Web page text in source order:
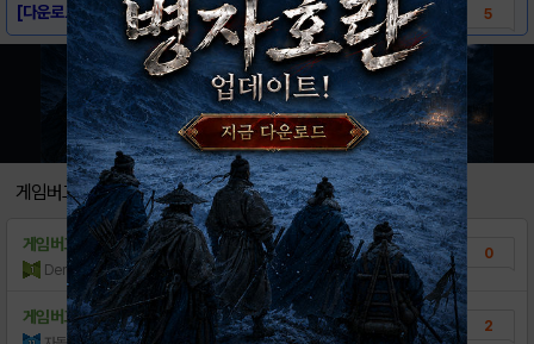
[다운로드링크] - 가즈게이트 5
[게임소개] - 가즈게이트
[스크린샷] - 가즈게이트
[동영상] 가즈게이트 게임 소개 동영상
'슈퍼 콤보'를 알아보자!
"스킬 강화"를 알아보자!
"속성 강화"를 알아보자 0
02월 23일 1.004.6 패치노트
게임버그
게임버그 출시에 앞서 해결되어야 할 문제들이 있습니다
Denam 조회수:61 | 15.02.14
0
게임버그 4성 그레이가 코스트 0으로 나오네요? 2